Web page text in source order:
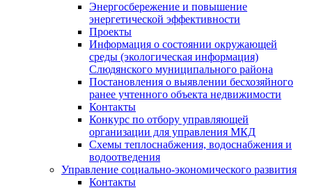
Энергосбережение и повышение
энергетической эффективности
Проекты
Информация о состоянии окружающей
среды (экологическая информация)
Слюдянского муниципального района
Постановления о выявлении бесхозяйного
ранее учтенного объекта недвижимости
Контакты
Конкурс по отбору управляющей
организации для управления МКД
Схемы теплоснабжения, водоснабжения и
водоотведения
Управление социально-экономического развития
Контакты